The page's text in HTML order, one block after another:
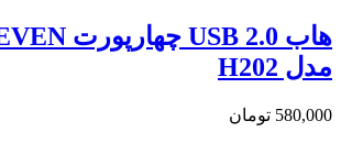
مدل H202
580,000 تومان